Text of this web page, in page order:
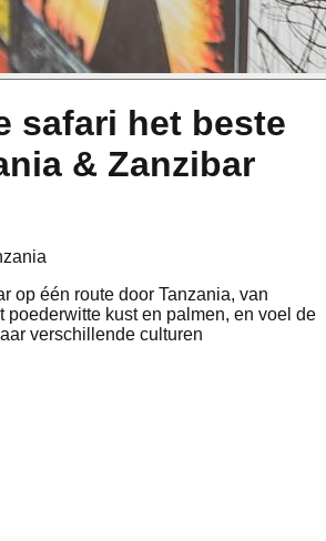
safari het beste
& Zanzibar
op één route door Tanzania, van
poederwitte kust en palmen, en voel de
verschillende culturen